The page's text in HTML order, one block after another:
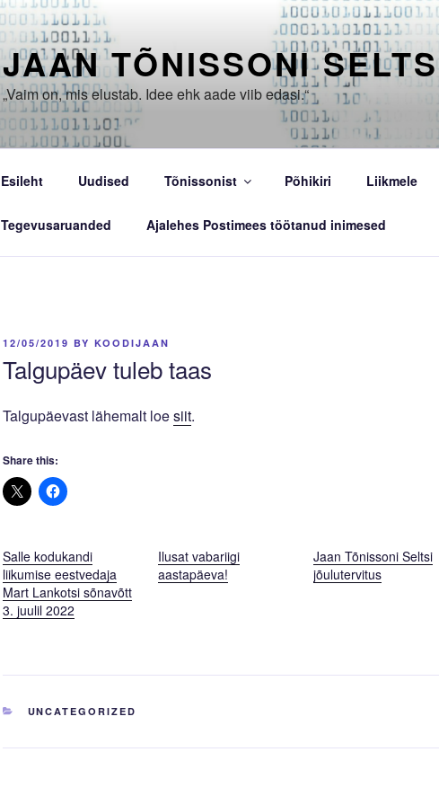
JAAN TÕNISSONI SELTS
„Vaim on, mis elustab. Idee ehk aade viib edasi.“
Esileht Uudised Tõnissonist Põhikiri Liikmele
Tegevusaruanded Ajalehes Postimees töötanud inimesed
POSTED
12/05/2019 BY KOODIJAAN
Talgupäev tuleb taas
Talgupäevast lähemalt loesiit.
Share this:
Salle kodukandi
liikumise eestvedaja
Mart Lankotsi sõnavõtt
3. juulil 2022
Ilusat vabariigi
aastapäeva!
Jaan Tõnissoni Seltsi
jõulutervitus
CATEGORIES
UNCATEGORIZED